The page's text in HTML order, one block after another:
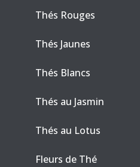
Thés Rouges
Thés Jaunes
Thés Blancs
Thés au Jasmin
Thés au Lotus
Fleurs de Thé